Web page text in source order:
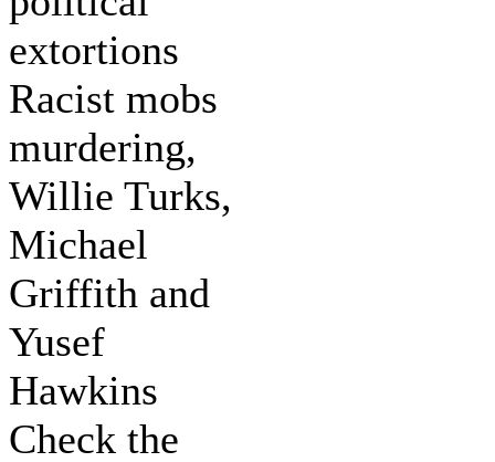
extortions
Racist mobs
murdering,
Willie Turks,
Michael
Griffith and
Yusef
Hawkins
Check the